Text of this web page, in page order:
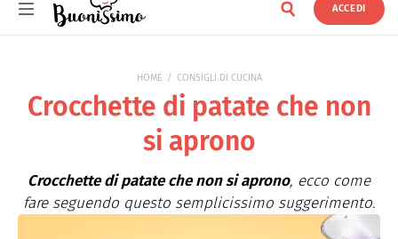
ACCEDI
HOME CONSIGLI DI CUCINA
Crocchette di patate che non
si aprono
Crocchette di patate che non si aprono, ecco come
fare seguendo questo semplicissimo suggerimento.